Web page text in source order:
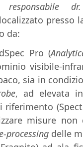
responsabile
presso
da:
Pro (
visibile-
sia in
, ad elevata
riferimento
misure
processing delle